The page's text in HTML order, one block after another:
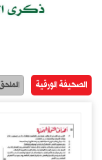
الصحيفة الورقية الملحق